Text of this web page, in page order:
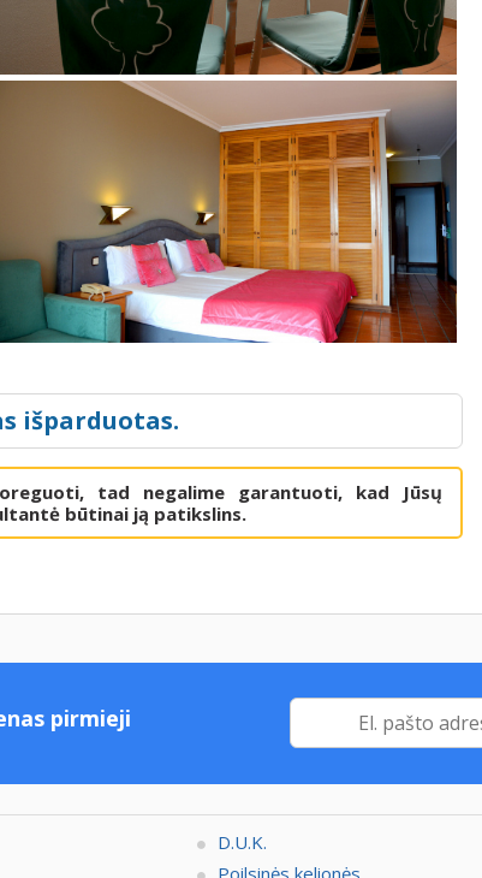
išparduotas.
tad negalime garantuoti, kad Jūsų
būtinai ją patikslins.
pirmieji
D.U.K.
Poilsinės kelionės